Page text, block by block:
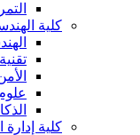
كلية
كلية إدارة